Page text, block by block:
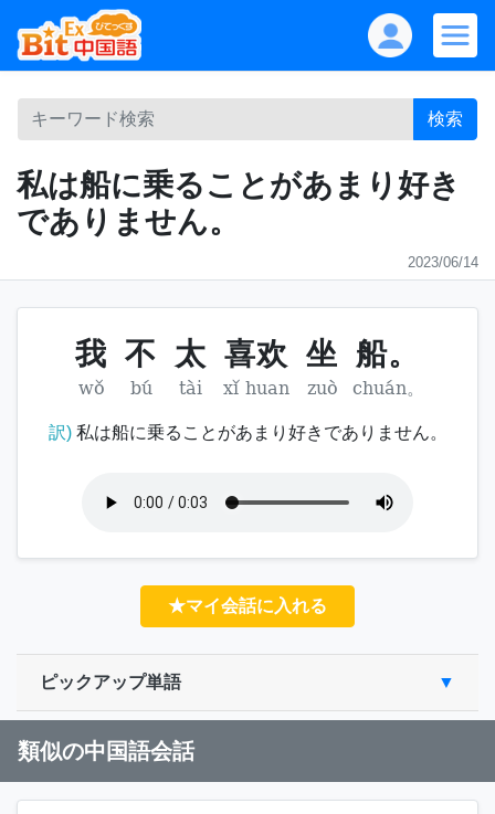
検索
私は船に乗ることがあまり好き
でありません。
2023/06/14
我 不 太 喜欢 坐 船。
wǒ bú tài xǐ huan zuò chuán。
訳)私は船に乗ることがあまり好きでありません。
★マイ会話に入れる
ピックアップ単語
類似の中国語会話